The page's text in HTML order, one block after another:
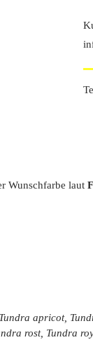
Wunschfarbe laut
apricot,
rost, Tundra